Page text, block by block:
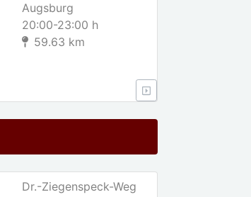
Augsburg
20:00-23:00 h
59.63 km
Dr.-Ziegenspeck-Weg